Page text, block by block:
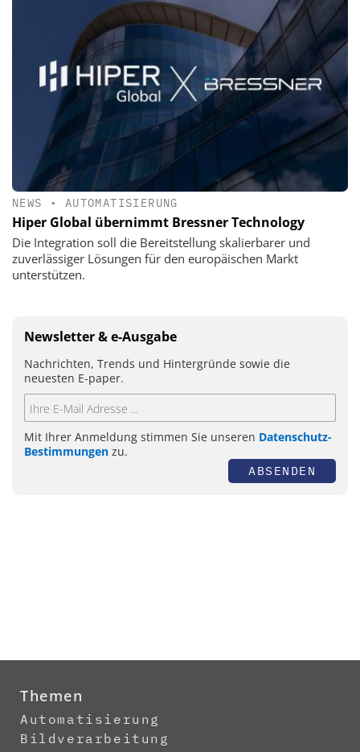
NEWS • AUTOMATISIERUNG
Hiper Global übernimmt Bressner Technology
Die Integration soll die Bereitstellung skalierbarer und
zuverlässiger Lösungen für den europäischen Markt
unterstützen.
Newsletter & e-Ausgabe
Nachrichten, Trends und Hintergründe sowie die
neuesten E-paper.
Mit Ihrer Anmeldung stimmen Sie unseren Datenschutz-
Bestimmungen zu.
ABSENDEN
Themen
Automatisierung
Bildverarbeitung